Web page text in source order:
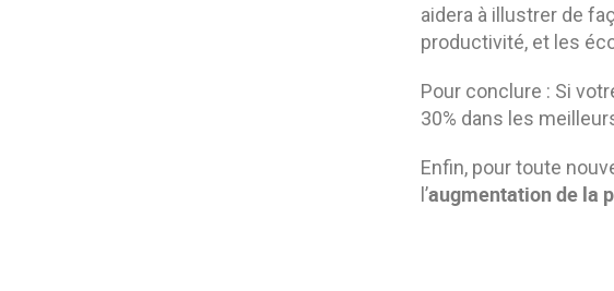
aidera à illustrer de
productivité, et les
Pour conclure : Si
30% dans les
Enfin, pour toute
l’augmentation de la